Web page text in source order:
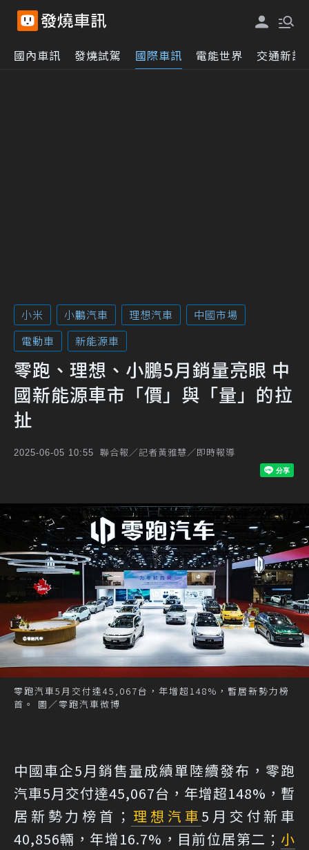
國內車訊 發燒試駕 國際車訊 電能世界 交通新訊
小米 小鵬汽車 理想汽車
中國市場
電動車
新能源車
零跑、理想、小鵬5月銷量亮眼 中
國新能源車市「價」與「量」的拉
扯
2025-06-05 10:55 聯合報／記者黃雅慧／即時報導
零跑汽車5月交付達45,067台，年增超148%，暫居新勢力榜
首。 圖／零跑汽車微博
中國車企5月銷售量成績單陸續發布，零跑
汽車5月交付達45,067台，年增超148%，暫
居新勢力榜首； 理想汽車 5月交付新車
40,856輛，年增16.7%，目前位居第二； 小